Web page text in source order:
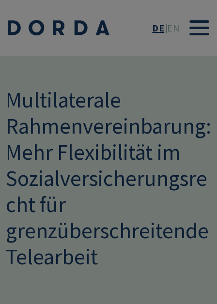
DE EN
Multilaterale
Rahmenvereinbarung:
Mehr Flexibilität im
Sozialversicherungsre
cht für
grenzüberschreitende
Telearbeit